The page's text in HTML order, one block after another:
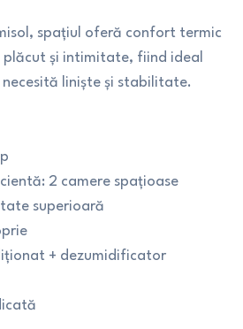
spațiul oferă confort termic
și intimitate, fiind ideal
liniște și stabilitate.
2 camere spațioase
superioară
+ dezumidificator